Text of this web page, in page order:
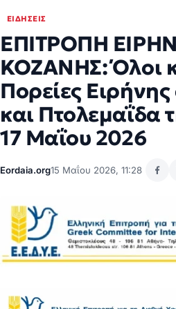
ΕΙΔΉΣΕΙΣ
ΕΠΙΤΡΟΠΗ
ΚΟΖΑΝΗΣ: Όλοι
Πορείες
και Πτολεμαΐδα
17 Μαΐου 2026
Eordaia.org15 Μαΐου 2026, 11:28